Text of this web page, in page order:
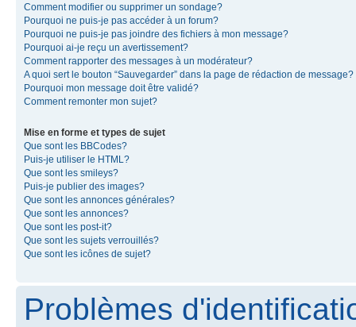
Comment modifier ou supprimer un sondage?
Pourquoi ne puis-je pas accéder à un forum?
Pourquoi ne puis-je pas joindre des fichiers à mon message?
Pourquoi ai-je reçu un avertissement?
Comment rapporter des messages à un modérateur?
A quoi sert le bouton “Sauvegarder” dans la page de rédaction de message?
Pourquoi mon message doit être validé?
Comment remonter mon sujet?
Mise en forme et types de sujet
Que sont les BBCodes?
Puis-je utiliser le HTML?
Que sont les smileys?
Puis-je publier des images?
Que sont les annonces générales?
Que sont les annonces?
Que sont les post-it?
Que sont les sujets verrouillés?
Que sont les icônes de sujet?
Problèmes